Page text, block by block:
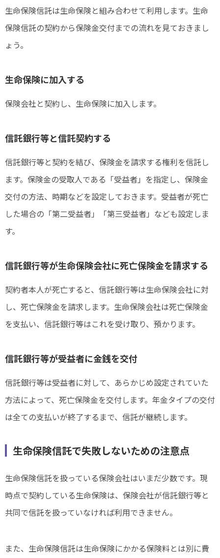
生命保険信託は生命保険と組み合わせて利用します。生命
保険信託の契約から保険金交付までの流れを見ておきまし
ょう。
生命保険に加入する
保険会社と契約し、生命保険に加入します。
信託銀行等と信託契約する
信託銀行等と契約を結び、保険金を請求する権利を信託し
ます。保険金の受取人である「受益者」を指定し、保険金
交付の方法、時期などを設定しておきます。受益者が死亡
した場合の「第二受益者」「第三受益者」なども設定しま
す。
信託銀行等が生命保険会社に死亡保険金を請求する
契約者本人が死亡すると、信託銀行等は生命保険会社に対
し、死亡保険金を請求します。生命保険会社は死亡保険金
を支払い、信託銀行等はこれを受け取り、預かります。
信託銀行等が受益者に金銭を交付
信託銀行等は受益者に対して、あらかじめ設定されていた
方法によって、死亡保険金を交付します。年金タイプの交付
は全ての支払いが終了するまで、信託が継続します。
生命保険信託で失敗しないための注意点
生命保険信託を扱っている保険会社はいまだ少数です。現
時点で契約している生命保険は、保険会社が信託銀行等と
共同で信託を扱っていなければ利用できません。
また、生命保険信託は生命保険にかかる保険料とは別に費